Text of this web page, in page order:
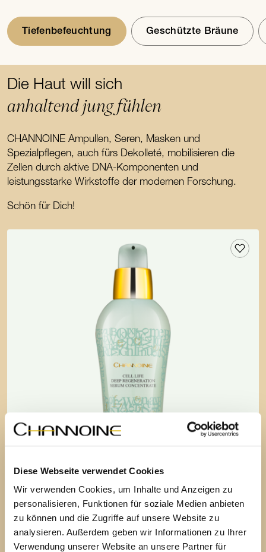
Diese Webseite verwendet Cookies
Wir verwenden Cookies, um Inhalte und Anzeigen zu
personalisieren, Funktionen für soziale Medien anbieten
zu können und die Zugriffe auf unsere Website zu
analysieren. Außerdem geben wir Informationen zu Ihrer
Verwendung unserer Website an unsere Partner für
Tiefenbefeuchtung Geschützte Bräune
Die Haut will sich
anhaltend jung fühlen
CHANNOINE Ampullen, Seren, Masken und
Spezialpflegen, auch fürs Dekolleté, mobilisieren die
Zellen durch aktive DNA-Komponenten und
leistungsstarke Wirkstoffe der modernen Forschung.
Schön für Dich!